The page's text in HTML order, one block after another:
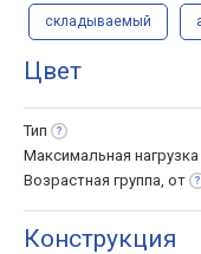
складываемый
Цвет
Тип
Максимальная нагрузка
Возрастная группа, от
Конструкция